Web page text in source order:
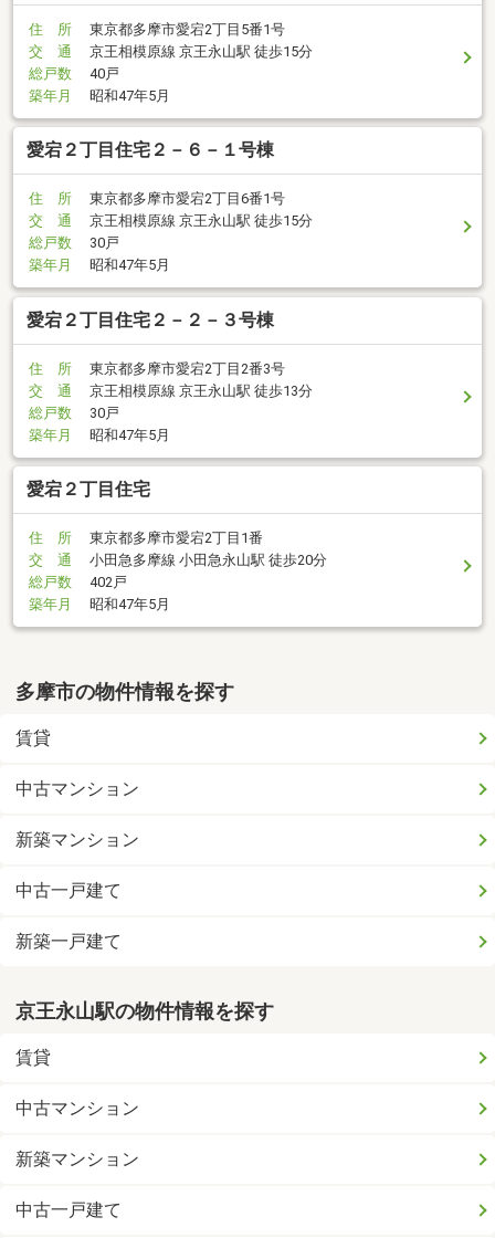
住 所
東京都多摩市愛宕2丁目5番1号
交 通
京王相模原線 京王永山駅 徒歩15分
総戸数
40戸
築年月
昭和47年5月
愛宕２丁目住宅２－６－１号棟
住 所
東京都多摩市愛宕2丁目6番1号
交 通
京王相模原線 京王永山駅 徒歩15分
総戸数
30戸
築年月
昭和47年5月
愛宕２丁目住宅２－２－３号棟
住 所
東京都多摩市愛宕2丁目2番3号
交 通
京王相模原線 京王永山駅 徒歩13分
総戸数
30戸
築年月
昭和47年5月
愛宕２丁目住宅
住 所
東京都多摩市愛宕2丁目1番
交 通
小田急多摩線 小田急永山駅 徒歩20分
総戸数
402戸
築年月
昭和47年5月
多摩市の物件情報を探す
賃貸
中古マンション
新築マンション
中古一戸建て
新築一戸建て
京王永山駅の物件情報を探す
賃貸
中古マンション
新築マンション
中古一戸建て